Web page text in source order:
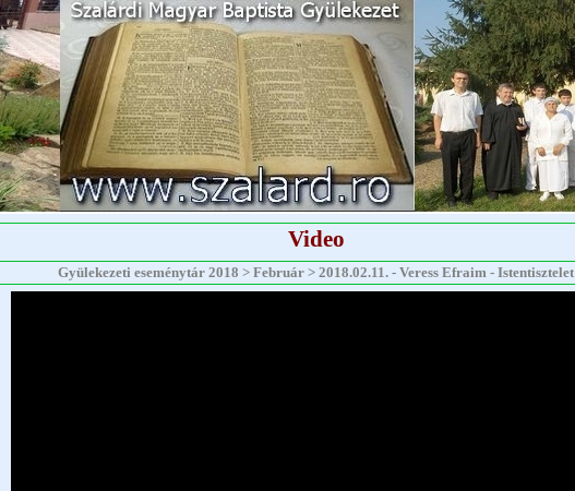
Video
Gyülekezeti eseménytár 2018 > Február > 2018.02.11. - Veress Efraim - Istentisztelet